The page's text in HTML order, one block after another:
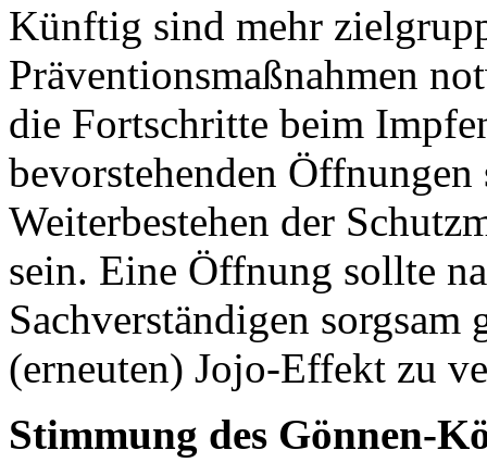
Künftig sind mehr
Präventionsmaßnahmen
die Fortschritte beim
bevorstehenden
Weiterbestehen der
sein. Eine Öffnung sollte
Sachverständigen
(erneuten) Jojo-Effekt zu
Stimmung des Gönnen-